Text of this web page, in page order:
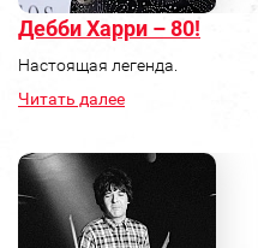
Дебби Харри – 80!
Настоящая легенда.
Читать далее